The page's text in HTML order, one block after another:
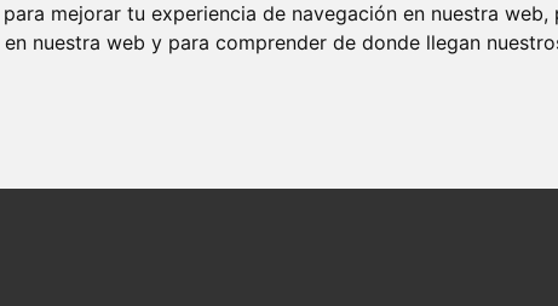
mejorar tu experiencia de navegación en nuestra
nuestra web y para comprender de donde llegan